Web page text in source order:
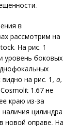
в
рассмотрим на
На рис. 1
уровень боковых
на рис. 1, а,
1.67 не
краю из-за
цилиндра
новой оправе. На